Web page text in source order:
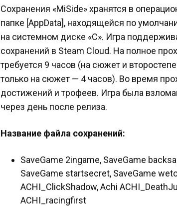
Сохранения «MiSide» хранятся в
папке [AppData], находящейся по
на системном диске «C». Игра
сохранений в Steam Cloud. На полное
требуется 9 часов (на сюжет и
только на сюжет — 4 часов). Во время
достижений и трофеев. Игра была
через день после релиза.
Название файла сохранений:
SaveGame 2ingame, SaveGame
SaveGame startsecret, SaveGame
ACHI_ClickShadow, Achi
ACHI_racingfirst